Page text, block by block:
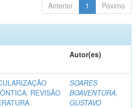
Anterior 1 Póximo
Autor(es)
REVISÃO
SOARES
BOAVENTURA,
GUSTAVO